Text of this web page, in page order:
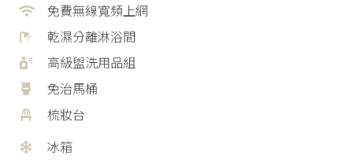
免費無線寬頻上網
乾濕分離淋浴間
高級盥洗用品組
免治馬桶
梳妝台
冰箱